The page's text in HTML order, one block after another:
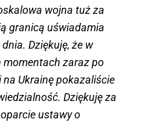
wojna tuż za
granicą uświadamia
Dziękuję, że w
momentach zaraz po
Ukrainę pokazaliście
Dziękuję za
ustawy o